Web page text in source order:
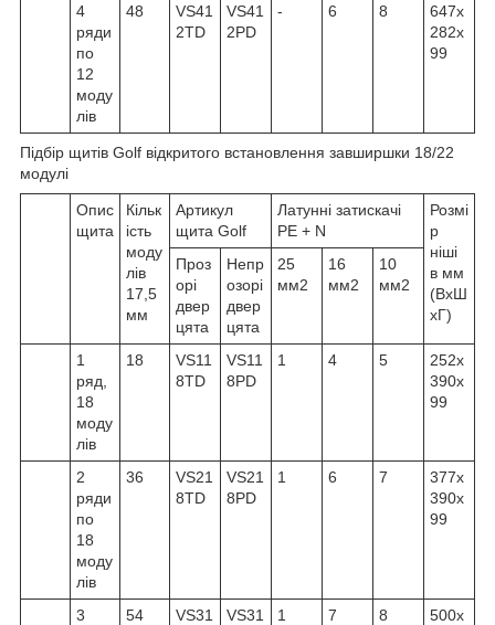
4
ряди
по
12
моду
лів
48
VS41
2TD
VS41
2PD
- 6 8
647x
282x
99
Підбір щитів Golf відкритого встановлення завширшки 18/22
модулі
Опис
щита
Кільк
ість
моду
лів
17,5
мм
Артикул
щита Golf
Латунні затискачі
PE + N
Розмі
р
ніші
в мм
(ВхШ
хГ)
Проз
орі
двер
цята
Непр
озорі
двер
цята
25
мм2
16
мм2
10
мм2
1
ряд,
18
моду
лів
18
VS11
8TD
VS11
8PD
1 4 5
252x
390x
99
2
ряди
по
18
моду
лів
36
VS21
8TD
VS21
8PD
1 6 7
377x
390x
99
3
54
VS31
VS31
1 7 8
500x